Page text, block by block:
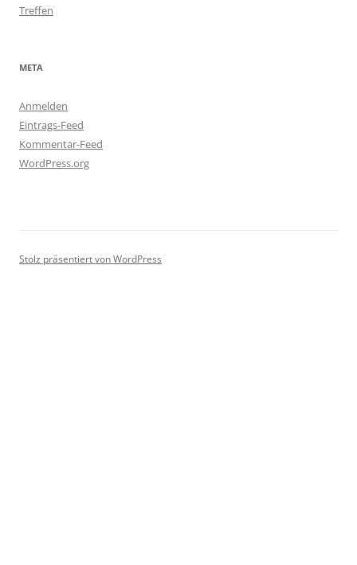
Treffen
META
Anmelden
Eintrags-Feed
Kommentar-Feed
WordPress.org
Stolz präsentiert von WordPress